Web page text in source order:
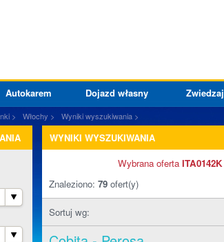
Autokarem Dojazd własny Zwiedzaj
Włochy Wyniki wyszukiwania
WYNIKI WYSZUKIWANIA
Wybrana oferta ITA0142K
Znaleziono: 79 ofert(y)
Sortuj wg: